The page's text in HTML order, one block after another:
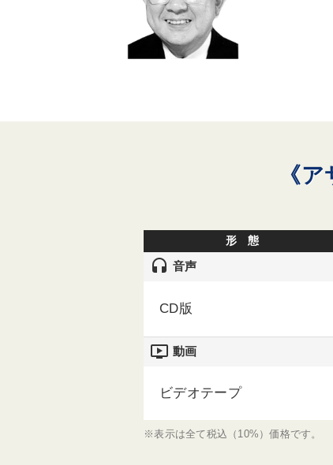
《
形 態
headset 音声
CD版
ondemand_video 動画
ビデオテープ
※表示は全て税込（10%）価格です。